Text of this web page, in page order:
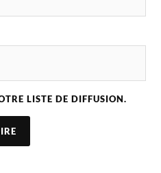
LISTE DE DIFFUSION.